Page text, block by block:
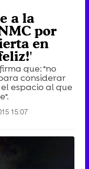
a la
por
en
que: "no
considerar
espacio al que
15:07